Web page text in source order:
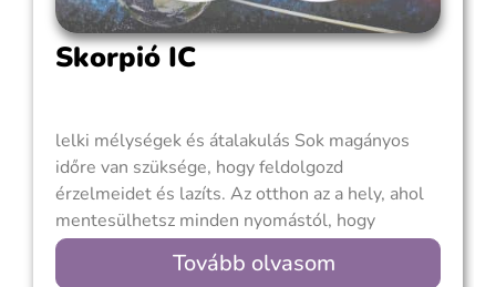
Skorpió IC
lelki mélységek és átalakulás Sok magányos
időre van szüksége, hogy feldolgozd
érzelmeidet és lazíts. Az otthon az a hely, ahol
mentesülhetsz minden nyomástól, hogy
teljesítened kellene vagy másokért tenni. Akár
egyedül, akár pároddal vagy családoddal élsz,
Tovább olvasom